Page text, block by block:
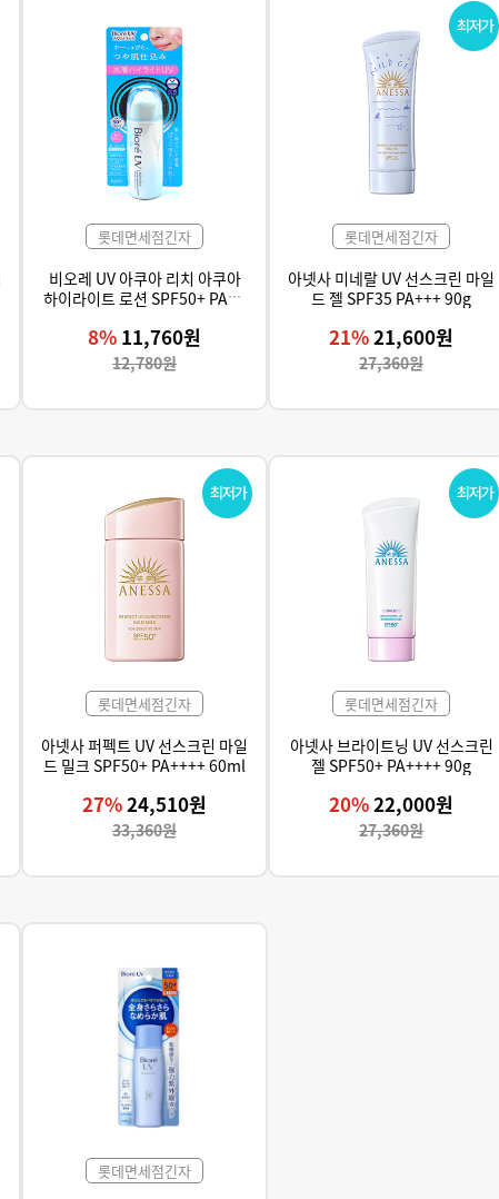
롯데면세점긴자
비오레 UV 아쿠아 리치 아쿠아
하이라이트 로션 SPF50+ PA++
8% 11,760원
12,780원
롯데면세점긴자
아넷사 미네랄 UV 선스크린 마일
드 젤 SPF35 PA+++ 90g
21%21,600원
27,360원
롯데면세점긴자
아넷사 퍼펙트 UV 선스크린 마일
드 밀크 SPF50+ PA++++ 60ml
27%24,510원
33,360원
롯데면세점긴자
아넷사 브라이트닝 UV 선스크린
젤 SPF50+ PA++++ 90g
20%22,000원
27,360원
롯데면세점긴자